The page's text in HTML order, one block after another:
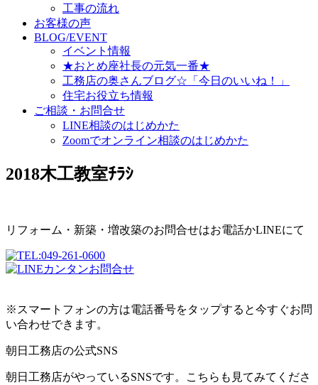
工事の流れ
お客様の声
BLOG/EVENT
イベント情報
★おとめ座社長の元気一番★
工務店の奥さんブログ☆「今日のいいね！」
住宅お役立ち情報
ご相談・お問合せ
LINE相談のはじめかた
Zoomでオンライン相談のはじめかた
2018木工教室ﾁﾗｼ
リフォーム・新築・増改築のお問合せはお電話かLINEにて
※スマートフォンの方は電話番号をタップすると今すぐお問
い合わせできます。
朝日工務店の公式SNS
朝日工務店がやっているSNSです。こちらも見てみてくださ